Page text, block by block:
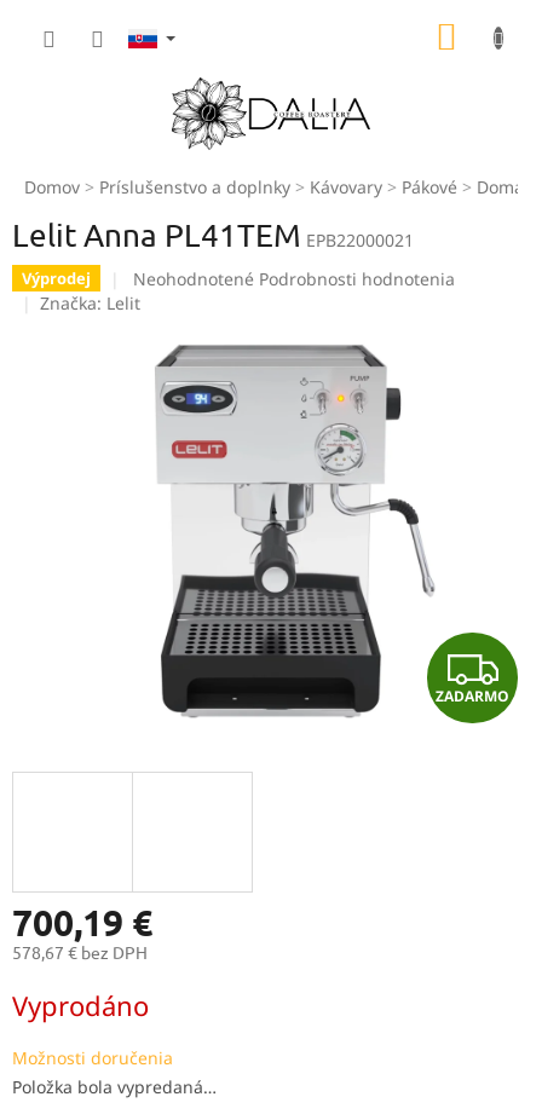
Domov Príslušenstvo a doplnky Kávovary Pákové Domáce
Lelit Anna PL41TEM EPB22000021
Výprodej
Priemerné
hodnotenie
0,0
hviezdičiek.
Neohodnotené Podrobnosti hodnotenia
Značka: Lelit
Z
A
ZADARMO
700,19 €
578,67 € bez DPH
cena:
Vyprodáno
Možnosti doručenia
Položka bola vypredaná…